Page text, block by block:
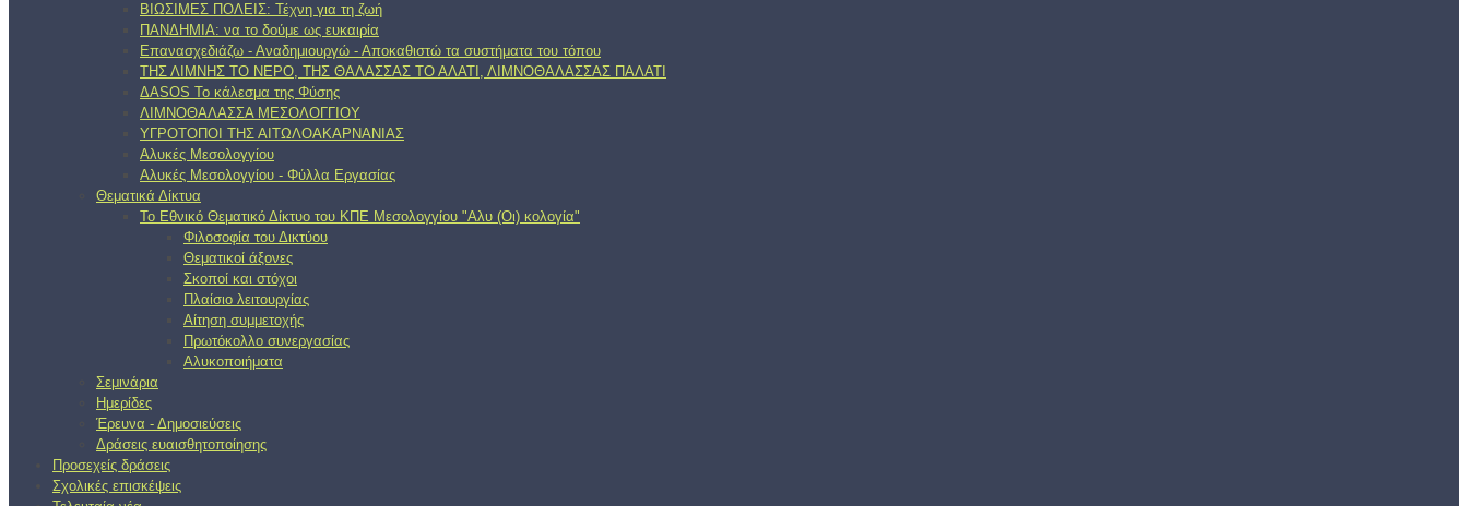
ΒΙΩΣΙΜΕΣ ΠΟΛΕΙΣ: Τέχνη για τη ζωή
ΠΑΝΔΗΜΙΑ: να το δούμε ως ευκαιρία
Επανασχεδιάζω - Αναδημιουργώ - Αποκαθιστώ τα συστήματα του τόπου
ΤΗΣ ΛΙΜΝΗΣ ΤΟ ΝΕΡΟ, ΤΗΣ ΘΑΛΑΣΣΑΣ ΤΟ ΑΛΑΤΙ, ΛΙΜΝΟΘΑΛΑΣΣΑΣ ΠΑΛΑΤΙ
ΔΑSOS Το κάλεσμα της Φύσης
ΛΙΜΝΟΘΑΛΑΣΣΑ ΜΕΣΟΛΟΓΓΙΟΥ
ΥΓΡΟΤΟΠΟΙ ΤΗΣ ΑΙΤΩΛΟΑΚΑΡΝΑΝΙΑΣ
Αλυκές Μεσολογγίου
Αλυκές Μεσολογγίου - Φύλλα Εργασίας
Θεματικά Δίκτυα
Το Εθνικό Θεματικό Δίκτυο του ΚΠΕ Μεσολογγίου "Αλυ (Oι) κολογία"
Φιλοσοφία του Δικτύου
Θεματικοί άξονες
Σκοποί και στόχοι
Πλαίσιο λειτουργίας
Αίτηση συμμετοχής
Πρωτόκολλο συνεργασίας
Αλυκοποιήματα
Σεμινάρια
Ημερίδες
Έρευνα - Δημοσιεύσεις
Δράσεις ευαισθητοποίησης
Προσεχείς δράσεις
Σχολικές επισκέψεις